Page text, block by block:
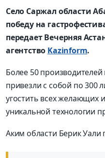
Село Саржал области
победу на
передает Вечерняя
агентство Kazinform.
Более 50
привезли с собой по 300
угостить всех желающих
уникальной технологии
Аким области Берик Уали